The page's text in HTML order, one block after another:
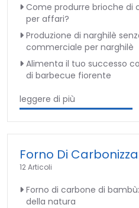
Come produrre brioche di
per affari?
Produzione di narghilè
commerciale per narghilè
Alimenta il tuo successo
di barbecue fiorente
leggere di più
Forno Di
12 Articoli
Forno di carbone di
della natura